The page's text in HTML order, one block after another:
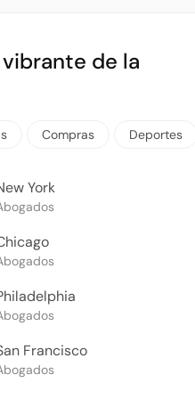
de la
Compras Deportes
York
Francisco